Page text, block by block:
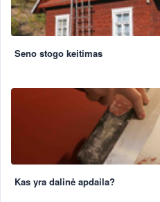
Seno stogo keitimas
Kas yra dalinė apdaila?